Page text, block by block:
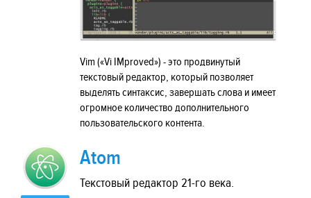
Vim («Vi IMproved») - это продвинутый
текстовый редактор, который позволяет
выделять синтаксис, завершать слова и имеет
огромное количество дополнительного
пользовательского контента.
Atom
Текстовый редактор 21-го века.